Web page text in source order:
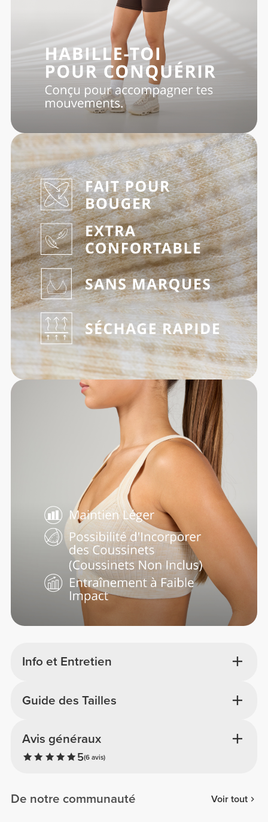
Info et Entretien
Avis généraux
5(6 avis)
Guide des Tailles
De notre communauté Voir tout